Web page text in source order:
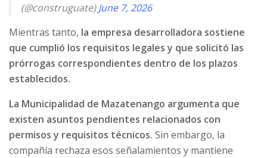
(@construguate)June 7, 2026
Mientras tanto, la empresa desarrolladora sostiene
que cumplió los requisitos legales y que solicitó las
prórrogas correspondientes dentro de los plazos
establecidos.
La Municipalidad de Mazatenango argumenta que
existen asuntos pendientes relacionados con
permisos y requisitos técnicos. Sin embargo, la
compañía rechaza esos señalamientos y mantiene